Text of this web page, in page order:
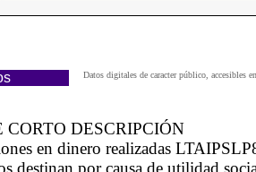
Datos digitales de caracter público, accesibles
DESCRIPCIÓN
en dinero realizadas
destinan por causa de utilidad